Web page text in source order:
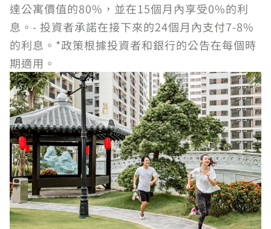
達公寓價值的80%，並在15個月內享受0%的利
息。- 投資者承諾在接下來的24個月內支付7-8%
的利息。*政策根據投資者和銀行的公告在每個時
期適用。